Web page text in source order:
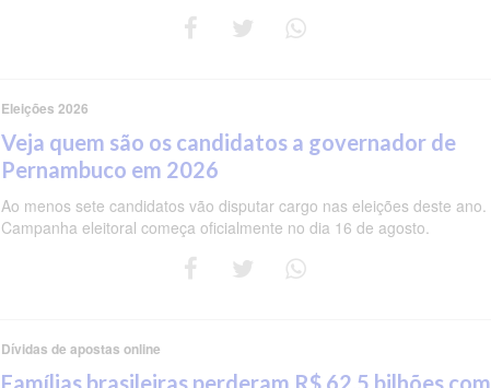
Eleições 2026
Veja quem são os candidatos a governador de
Pernambuco em 2026
Ao menos sete candidatos vão disputar cargo nas eleições deste ano.
Campanha eleitoral começa oficialmente no dia 16 de agosto.
Dívidas de apostas online